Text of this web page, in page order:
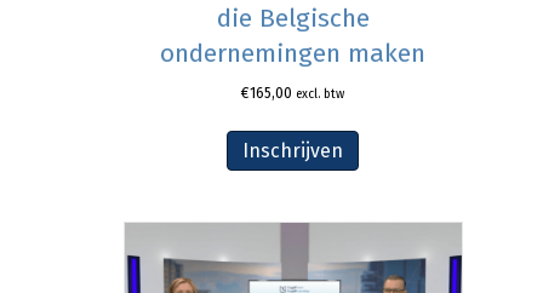
die Belgische
ondernemingen maken
€165,00 excl. btw
Inschrijven